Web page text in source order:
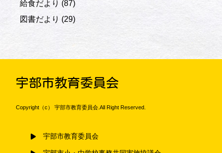
給食だより (87)
図書だより (29)
宇部市教育委員会
Copyright（c） 宇部市教育委員会.All Right Reserved.
宇部市教育委員会